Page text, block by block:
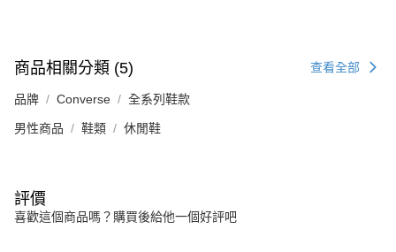
商品相關分類 (5) 查看全部
品牌 Converse 全系列鞋款
男性商品 鞋類 休閒鞋
評價
喜歡這個商品嗎？購買後給他一個好評吧